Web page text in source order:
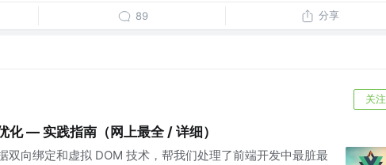
89 分享
关注
化 — 实践指南（网上最全 / 详细）
双向绑定和虚拟 DOM 技术，帮我们处理了前端开发中最脏最